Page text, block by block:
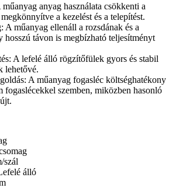
anyag használata csökkenti a
a kezelést és a telepítést.
A műanyag ellenáll a rozsdának és a
hosszú távon is megbízható teljesítményt
A lefelé álló rögzítőfülek gyors és stabil
lehetővé.
A műanyag fogasléc költséghatékony
fogaslécekkel szemben, miközben hasonló
szál
álló